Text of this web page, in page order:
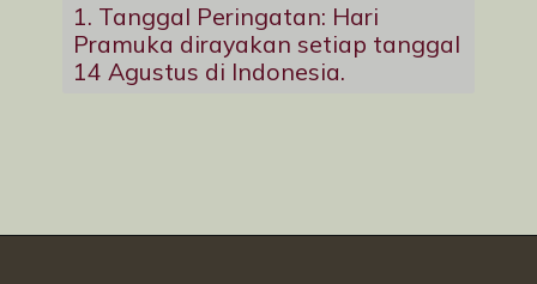
1. Tanggal Peringatan: Hari
Pramuka dirayakan setiap tanggal
14 Agustus di Indonesia.